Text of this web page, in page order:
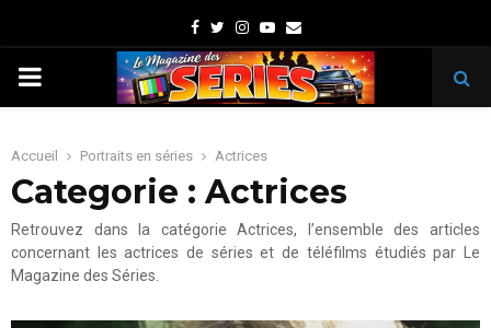
Facebook
TwitterInstagram
Youtube
Email
PRIMARY
Accueil Portraits en séries Actrices
Categorie : Actrices
Retrouvez dans la catégorie Actrices, l’ensemble des articles
concernant les actrices de séries et de téléfilms étudiés par Le
Magazine des Séries.